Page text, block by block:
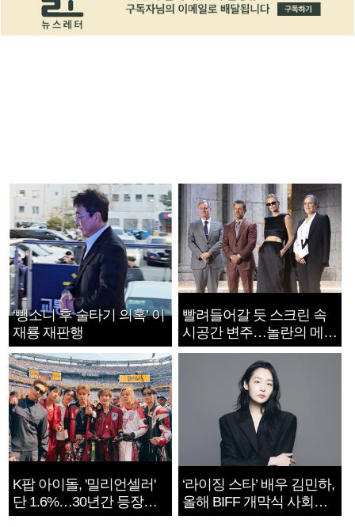
‘뺑소니 후 술타기 의혹’ 이
재룡 재판행
빨려들어갈 듯 스크린 속
시공간 변주…놀란의 메시
지는 ‘전쟁 속죄’
K팝 아이돌, '밀리언셀러'
단 1.6%…30년간 등장
1182개팀 전수조사
‘라이징 스타’ 배우 김민하,
올해 BIFF 개막식 사회자
확정